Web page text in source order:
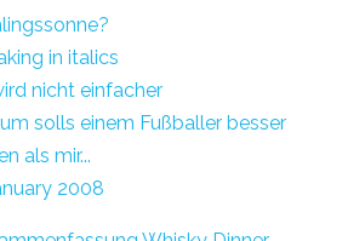
in italics
nicht einfacher
solls einem Fußballer besser
als mir...
2008